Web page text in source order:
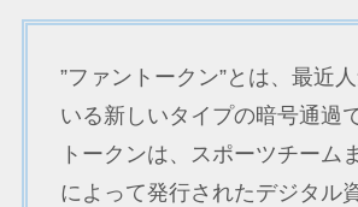
”ファントークン”とは、最近
いる新しいタイプの暗号通過
トークンは、スポーツチーム
によって発行されたデジタル